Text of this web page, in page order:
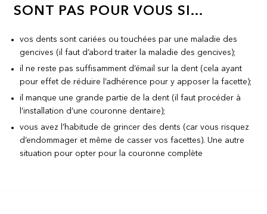
SONT PAS POUR VOUS SI…
vos dents sont cariées ou touchées par une maladie des
gencives (il faut d’abord traiter la maladie des gencives);
il ne reste pas suffisamment d’émail sur la dent (cela ayant
pour effet de réduire l’adhérence pour y apposer la facette);
il manque une grande partie de la dent (il faut procéder à
l’installation d’une couronne dentaire);
vous avez l’habitude de grincer des dents (car vous risquez
d’endommager et même de casser vos facettes). Une autre
situation pour opter pour la couronne complète